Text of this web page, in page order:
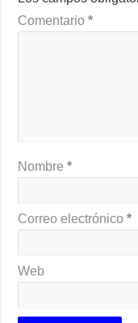
Comentario*
Nombre*
Correo electrónico*
Web